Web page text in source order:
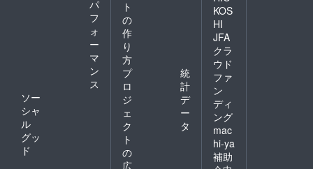
パ
フ
ォ
ー
マ
ン
ス
ソー
シャ
ル
グッ
ド
ト
の
作
り
方
プ
ロ
ジ
ェ
ク
ト
の
広
統
計
デ
ー
タ
KOS
HI
JFA
クラ
ウド
ファ
ン
ディ
ング
mac
hi-ya
補助